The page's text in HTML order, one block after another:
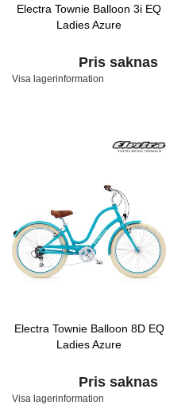
Electra Townie Balloon 3i EQ
Ladies Azure
Pris saknas
Visa lagerinformation
Electra Townie Balloon 8D EQ
Ladies Azure
Pris saknas
Visa lagerinformation